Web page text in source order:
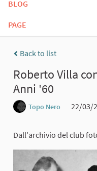
BLOG
PAGE
Back to list
Roberto Villa
Anni '60
Topo Nero
22/03/
Dall'archivio del club